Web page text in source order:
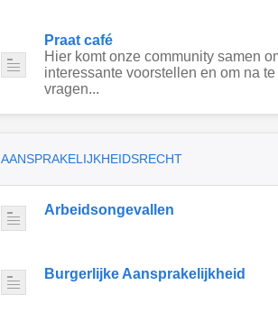
Praat café
Hier komt onze community samen
interessante voorstellen en om na
vragen...
AANSPRAKELIJKHEIDSRECHT
Arbeidsongevallen
Burgerlijke Aansprakelijkheid